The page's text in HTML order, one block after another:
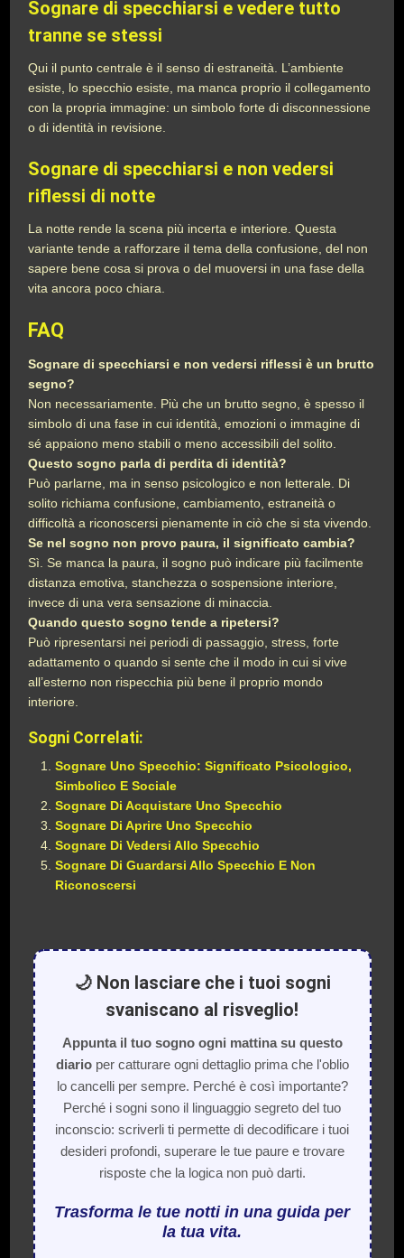
Sognare di specchiarsi e vedere tutto
tranne se stessi
Qui il punto centrale è il senso di estraneità. L’ambiente
esiste, lo specchio esiste, ma manca proprio il collegamento
con la propria immagine: un simbolo forte di disconnessione
o di identità in revisione.
Sognare di specchiarsi e non vedersi
riflessi di notte
La notte rende la scena più incerta e interiore. Questa
variante tende a rafforzare il tema della confusione, del non
sapere bene cosa si prova o del muoversi in una fase della
vita ancora poco chiara.
FAQ
Sognare di specchiarsi e non vedersi riflessi è un brutto
segno?
Non necessariamente. Più che un brutto segno, è spesso il
simbolo di una fase in cui identità, emozioni o immagine di
sé appaiono meno stabili o meno accessibili del solito.
Questo sogno parla di perdita di identità?
Può parlarne, ma in senso psicologico e non letterale. Di
solito richiama confusione, cambiamento, estraneità o
difficoltà a riconoscersi pienamente in ciò che si sta vivendo.
Se nel sogno non provo paura, il significato cambia?
Sì. Se manca la paura, il sogno può indicare più facilmente
distanza emotiva, stanchezza o sospensione interiore,
invece di una vera sensazione di minaccia.
Quando questo sogno tende a ripetersi?
Può ripresentarsi nei periodi di passaggio, stress, forte
adattamento o quando si sente che il modo in cui si vive
all’esterno non rispecchia più bene il proprio mondo
interiore.
Sogni Correlati:
Sognare Uno Specchio: Significato Psicologico,
Simbolico E Sociale
Sognare Di Acquistare Uno Specchio
Sognare Di Aprire Uno Specchio
Sognare Di Vedersi Allo Specchio
Sognare Di Guardarsi Allo Specchio E Non
Riconoscersi
🌙 Non lasciare che i tuoi sogni
svaniscano al risveglio!
Appunta il tuo sogno ogni mattina su questo
diarioper catturare ogni dettaglio prima che l'oblio
lo cancelli per sempre. Perché è così importante?
Perché i sogni sono il linguaggio segreto del tuo
inconscio: scriverli ti permette di decodificare i tuoi
desideri profondi, superare le tue paure e trovare
risposte che la logica non può darti.
Trasforma le tue notti in una guida per
la tua vita.